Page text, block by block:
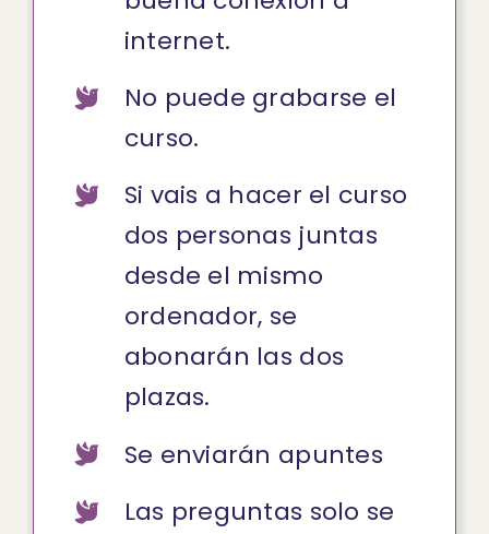
internet.
No puede grabarse el
curso.
Si vais a hacer el curso
dos personas juntas
desde el mismo
ordenador, se
abonarán las dos
plazas.
Se enviarán apuntes
Las preguntas solo se